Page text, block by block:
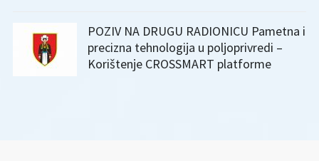
POZIV NA DRUGU RADIONICU Pametna i
precizna tehnologija u poljoprivredi –
Korištenje CROSSMART platforme